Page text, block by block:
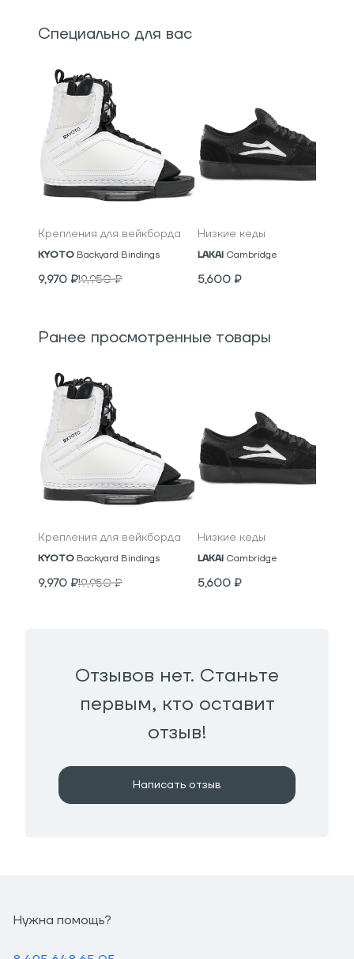
Специально для вас
Крепления для вейкборда
KYOTO Backyard Bindings
9,970 ₽19,950₽
Низкие кеды
LAKAI Cambridge
5,600 ₽
Ранее просмотренные товары
Крепления для вейкборда
KYOTO Backyard Bindings
9,970 ₽19,950₽
Низкие кеды
LAKAI Cambridge
5,600 ₽
Отзывов нет. Станьте
первым, кто оставит
отзыв!
Написать отзыв
Нужна помощь?